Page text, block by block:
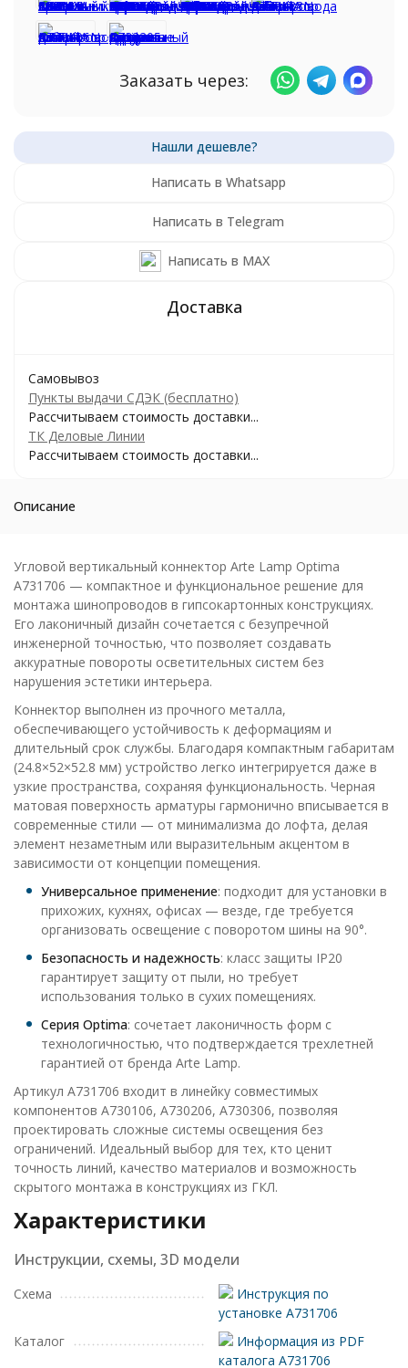
Заказать через:
Написать в Whatsapp
Написать в Telegram
Написать в MAX
Самовывоз
Пункты выдачи СДЭК (бесплатно)
Рассчитываем стоимость доставки...
ТК Деловые Линии
Рассчитываем стоимость доставки...
Описание
Угловой вертикальный коннектор Arte Lamp Optima
A731706 — компактное и функциональное решение для
монтажа шинопроводов в гипсокартонных конструкциях.
Его лаконичный дизайн сочетается с безупречной
инженерной точностью, что позволяет создавать
аккуратные повороты осветительных систем без
нарушения эстетики интерьера.
Коннектор выполнен из прочного металла,
обеспечивающего устойчивость к деформациям и
длительный срок службы. Благодаря компактным габаритам
(24.8×52×52.8 мм) устройство легко интегрируется даже в
узкие пространства, сохраняя функциональность. Черная
матовая поверхность арматуры гармонично вписывается в
современные стили — от минимализма до лофта, делая
элемент незаметным или выразительным акцентом в
зависимости от концепции помещения.
Универсальное применение: подходит для установки в
прихожих, кухнях, офисах — везде, где требуется
организовать освещение с поворотом шины на 90°.
Безопасность и надежность: класс защиты IP20
гарантирует защиту от пыли, но требует
использования только в сухих помещениях.
Серия Optima: сочетает лаконичность форм с
технологичностью, что подтверждается трехлетней
гарантией от бренда Arte Lamp.
Артикул A731706 входит в линейку совместимых
компонентов A730106, A730206, A730306, позволяя
проектировать сложные системы освещения без
ограничений. Идеальный выбор для тех, кто ценит
точность линий, качество материалов и возможность
скрытого монтажа в конструкциях из ГКЛ.
Характеристики
Инструкции, схемы, 3D модели
Схема
Инструкция по
установке A731706
Каталог
Информация из PDF
каталога A731706